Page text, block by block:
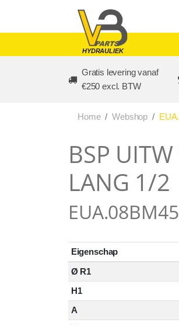
HYDRAULIEK
Gratis levering vanaf
€250 excl. BTW
Home Webshop
BSP
LANG 1/2
Eigenschap
Ø R1
H1
A